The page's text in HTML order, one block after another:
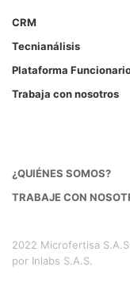
CRM
Tecnianálisis
Plataforma
Trabaja con nosotros
¿QUIÉNES SOMOS?
TRABAJE CON
2022 Microfertisa
por Inlabs S.A.S.